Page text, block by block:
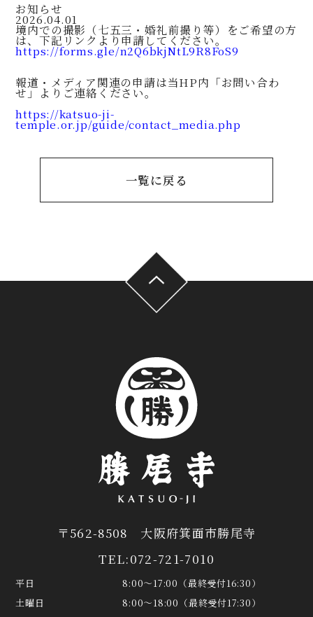
お知らせ
2026.04.01
境内での撮影（七五三・婚礼前撮り等）をご希望の方
は、下記リンクより申請してください。
https://forms.gle/n2Q6bkjNtL9R8FoS9
報道・メディア関連の申請は当HP内「お問い合わ
せ」よりご連絡ください。
https://katsuo-ji-
temple.or.jp/guide/contact_media.php
一覧に戻る
〒562-8508 大阪府箕面市勝尾寺
TEL:072-721-7010
平日
8:00〜17:00（最終受付16:30）
土曜日
8:00～18:00（最終受付17:30）